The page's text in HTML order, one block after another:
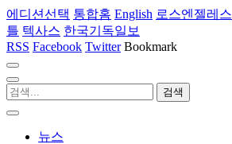
에디션선택 통합홈 English 로스엔젤레스
틀 텍사스 한국기독일보
RSS Facebook Twitter Bookmark
뉴스